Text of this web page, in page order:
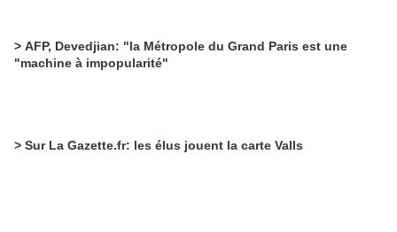
> AFP, Devedjian: "la Métropole du Grand Paris est une
"machine à impopularité"
> Sur La Gazette.fr: les élus jouent la carte Valls